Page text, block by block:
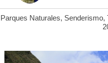
Parques Naturales, Senderismo,